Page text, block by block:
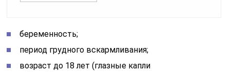
беременность;
период грудного вскармливания;
возраст до 18 лет (глазные капли